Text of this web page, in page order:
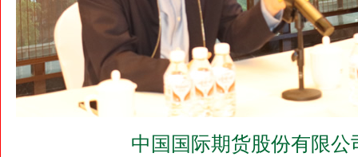
中国国际期货股份有限